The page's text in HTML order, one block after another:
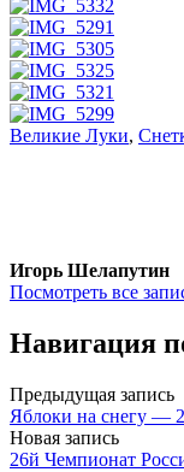
Великие Луки,
Игорь Шелапутин
Посмотреть все
Навигация
Предыдущая запись
Яблоки на снегу —
Новая запись
26й Чемпионат